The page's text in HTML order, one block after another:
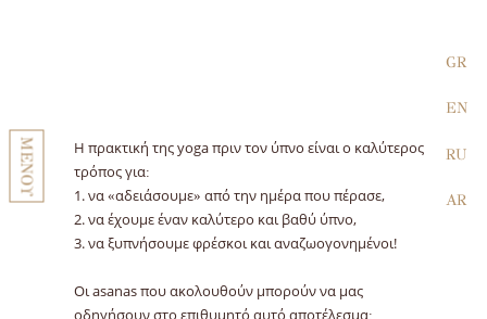
ΜΕΝΟΥ
GR
EN
RU
AR
Η πρακτική της yoga πριν τον ύπνο είναι ο καλύτερος
τρόπος για:
1. να «αδειάσουμε» από την ημέρα που πέρασε,
2. να έχουμε έναν καλύτερο και βαθύ ύπνο,
3. να ξυπνήσουμε φρέσκοι και αναζωογονημένοι!
Οι asanas που ακολουθούν μπορούν να μας
οδηγήσουν στο επιθυμητό αυτό αποτέλεσμα: